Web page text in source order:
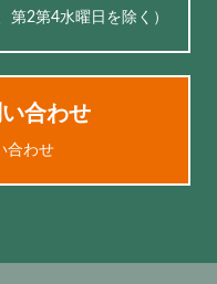
第2第4水曜日を除く）
合わせ
合わせ